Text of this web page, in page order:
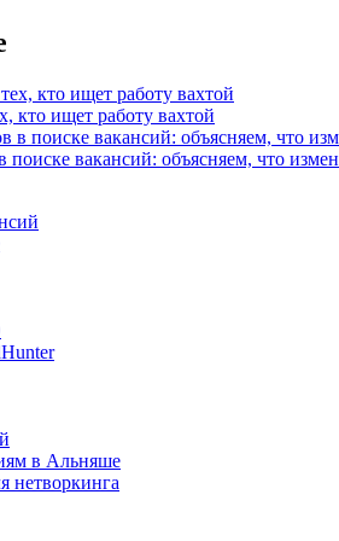
кто ищет работу вахтой
вакансий: объясняем, что
в Альняше
нетворкинга